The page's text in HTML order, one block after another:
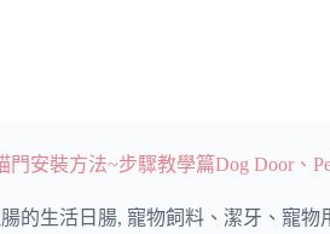
安裝方法~步驟教學篇Dog Door、
的生活日腸, 寵物飼料、潔牙、寵物